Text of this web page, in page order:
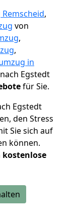
,
von
,
,
in
nach Egstedt
für Sie.
Egstedt
den Stress
Sie sich auf
können.
kostenlose